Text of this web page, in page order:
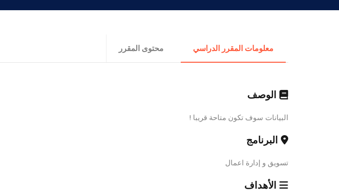
معلومات المقرر الدراسي محتوى المقرر
الوصف
البيانات سوف تكون متاحة قريبا !
البرنامج
تسويق و إدارة اعمال
الأهداف